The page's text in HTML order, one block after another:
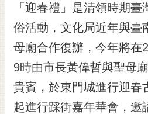
祭
網
站
導
覽
「迎春禮」是清領時期
俗活動，文化局近年與臺
母廟合作復辦，今年將在
9時由市長黃偉哲與聖母
貴賓，於東門城進行迎春
起進行踩街嘉年華會，邀